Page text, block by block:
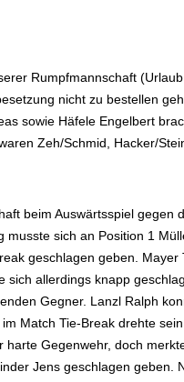
Rumpfmannschaft
nicht zu bestellen
sowie Häfele Engelbert
Zeh/Schmid, Hacker/
beim Auswärtsspiel gegen
musste sich an Position 1
geschlagen geben.
sich allerdings knapp
Gegner. Lanzl Ralph
Match Tie-Break drehte
Gegenwehr, doch
Jens geschlagen geben.